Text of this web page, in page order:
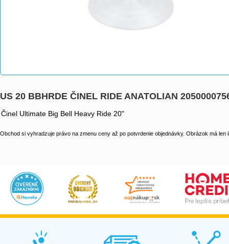
US 20 BBHRDE ČINEL RIDE ANATOLIAN
Činel Ultimate Big Bell Heavy Ride 20"
Obchod si vyhradzuje právo na zmenu ceny až po potvrdenie objednávky. Obrázok má len